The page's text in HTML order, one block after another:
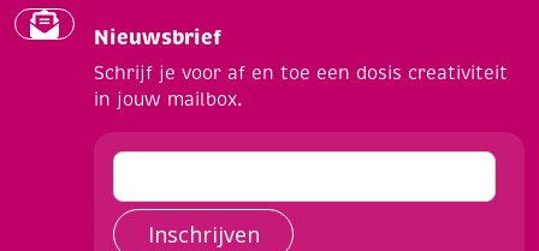
Nieuwsbrief
Schrijf je voor af en toe een dosis creativiteit
in jouw mailbox.
Inschrijven